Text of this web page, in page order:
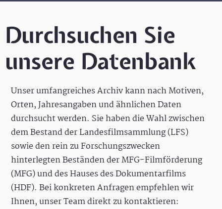
Durchsuchen Sie
unsere Datenbank
Unser umfangreiches Archiv kann nach Motiven,
Orten, Jahresangaben und ähnlichen Daten
durchsucht werden. Sie haben die Wahl zwischen
dem Bestand der Landesfilmsammlung (LFS)
sowie den rein zu Forschungszwecken
hinterlegten Beständen der MFG-Filmförderung
(MFG) und des Hauses des Dokumentarfilms
(HDF). Bei konkreten Anfragen empfehlen wir
Ihnen, unser Team direkt zu kontaktieren: